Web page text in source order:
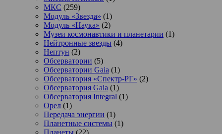
МКС (259)
Модуль «Звезда» (1)
Модуль «Наука» (2)
Музеи космонавтики и планетарии (1)
Нейтронные звезды (4)
Нептун (2)
Обсерватории (5)
Обсерватории Gaia (1)
Обсерватория «Спектр-РГ» (2)
Обсерватория Gaia (1)
Обсерватория Integral (1)
Орел (1)
Передача энергии (1)
Планетные системы (1)
Планеты (22)